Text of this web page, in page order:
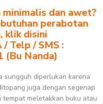
dan awet?
perabotan
klik disini
Telp / SMS :
(Bu Nanda)
sungguh diperlukan karena
juga dengan segenap
tempat meletakkan buku atau